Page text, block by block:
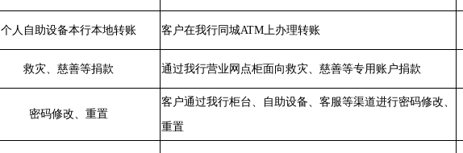
个人自助设备本行本地转账 客户在我行同城ATM上办理转账
救灾、慈善等捐款 通过我行营业网点柜面向救灾、慈善等专用账户捐款
密码修改、重置
客户通过我行柜台、自助设备、客服等渠道进行密码修改、
重置